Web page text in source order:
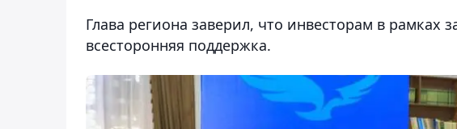
Глава региона заверил, что инвесторам в рамках
всесторонняя поддержка.